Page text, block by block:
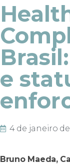
e
4 de janeiro de
Bruno Maeda,